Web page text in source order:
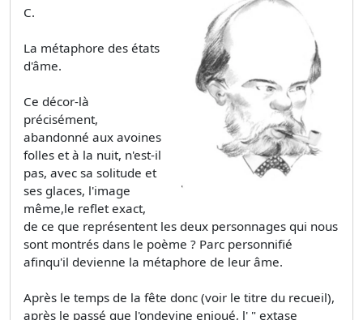
C.
La métaphore des états
d'âme.
Ce décor-là
précisément,
abandonné aux avoines
folles et à la nuit, n'est-il
pas, avec sa solitude et
ses glaces, l'image
même,le reflet exact,
de ce que représentent les deux personnages qui nous
sont montrés dans le poème ? Parc personnifié
afinqu'il devienne la métaphore de leur âme.
Après le temps de la fête donc (voir le titre du recueil),
après le passé que l'ondevine enjoué, l' " extase